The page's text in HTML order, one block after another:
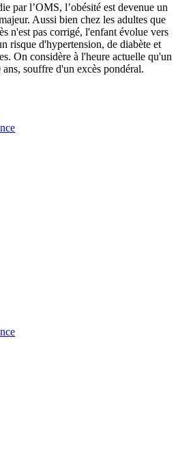
par l’OMS, l’obésité est devenue un
Aussi bien chez les adultes que
n'est pas corrigé, l'enfant évolue vers
risque d'hypertension, de diabète et
On considère à l'heure actuelle qu'un
souffre d'un excès pondéral.